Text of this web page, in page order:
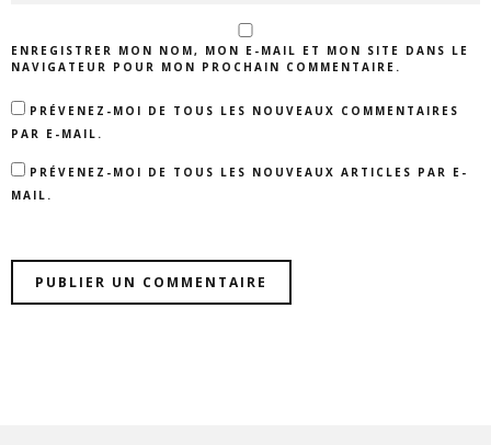
ENREGISTRER MON NOM, MON E-MAIL ET MON SITE DANS LE
NAVIGATEUR POUR MON PROCHAIN COMMENTAIRE.
PRÉVENEZ-MOI DE TOUS LES NOUVEAUX COMMENTAIRES
PAR E-MAIL.
PRÉVENEZ-MOI DE TOUS LES NOUVEAUX ARTICLES PAR E-
MAIL.